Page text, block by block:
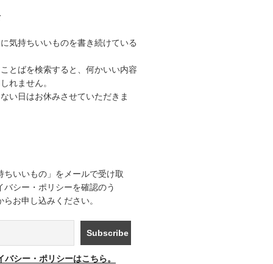
気持ちいいものを書き続けている
とばを検索すると、何かいい内容
れません。
い日はお休みさせていただきま
いいもの」をメールで受け取
バシー・ポリシーを確認のう
お申し込みください。
バシー・ポリシーはこちら。